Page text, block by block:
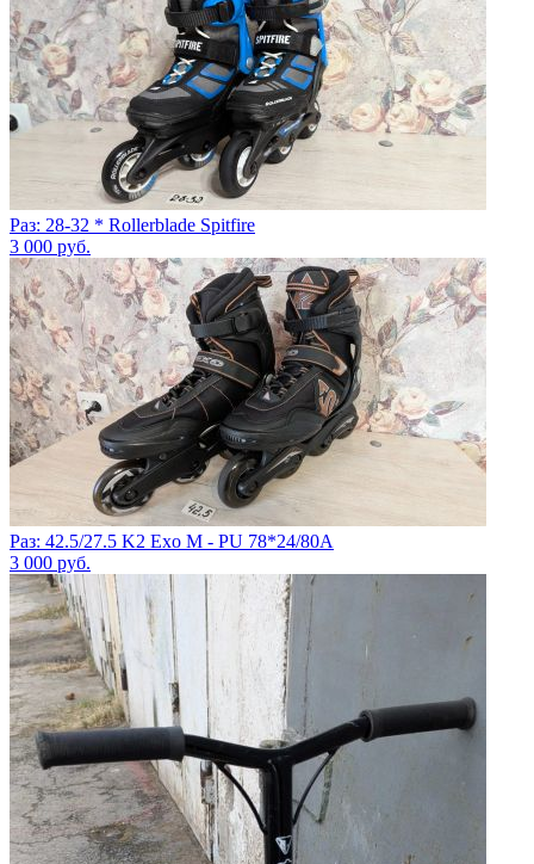
Раз: 28-32 * Rollerblade Spitfire
3 000 руб.
Раз: 42.5/27.5 K2 Exo M - PU 78*24/80A
3 000 руб.